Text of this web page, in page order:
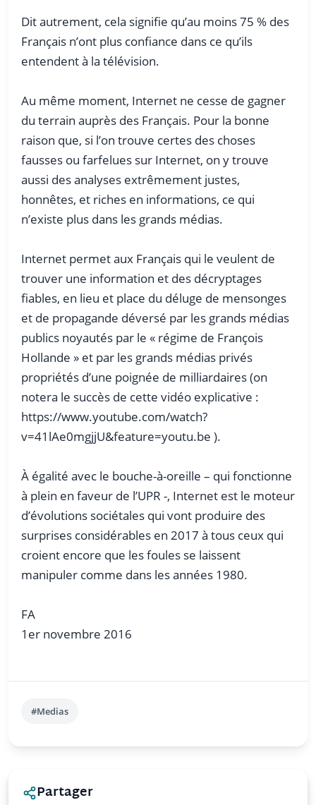
Dit autrement, cela signifie qu’au moins 75 % des
Français n’ont plus confiance dans ce qu’ils
entendent à la télévision.
Au même moment, Internet ne cesse de gagner
du terrain auprès des Français. Pour la bonne
raison que, si l’on trouve certes des choses
fausses ou farfelues sur Internet, on y trouve
aussi des analyses extrêmement justes,
honnêtes, et riches en informations, ce qui
n’existe plus dans les grands médias.
Internet permet aux Français qui le veulent de
trouver une information et des décryptages
fiables, en lieu et place du déluge de mensonges
et de propagande déversé par les grands médias
publics noyautés par le « régime de François
Hollande » et par les grands médias privés
propriétés d’une poignée de milliardaires (on
notera le succès de cette vidéo explicative :
https://www.youtube.com/watch?
v=41lAe0mgjjU&feature=youtu.be ).
À égalité avec le bouche-à-oreille – qui fonctionne
à plein en faveur de l’UPR -, Internet est le moteur
d’évolutions sociétales qui vont produire des
surprises considérables en 2017 à tous ceux qui
croient encore que les foules se laissent
manipuler comme dans les années 1980.
FA
1er novembre 2016
#Medias
Partager